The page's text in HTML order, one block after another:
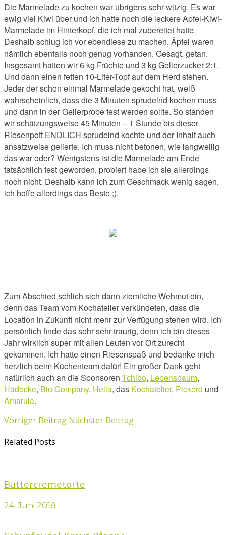
Die Marmelade zu kochen war übrigens sehr witzig. Es war
ewig viel Kiwi über und ich hatte noch die leckere Apfel-Kiwi-
Marmelade im Hinterkopf, die ich mal zubereitet hatte.
Deshalb schlug ich vor ebendiese zu machen, Äpfel waren
nämlich ebenfalls noch genug vorhanden. Gesagt, getan.
Insgesamt hatten wir 6 kg Früchte und 3 kg Gelierzucker 2:1.
Und dann einen fetten 10-Liter-Topf auf dem Herd stehen.
Jeder der schon einmal Marmelade gekocht hat, weiß
wahrscheinlich, dass die 3 Minuten sprudelnd kochen muss
und dann in der Gelierprobe fest werden sollte. So standen
wir schätzungsweise 45 Minuten – 1 Stunde bis dieser
Riesenpott ENDLICH sprudelnd kochte und der Inhalt auch
ansatzweise gelierte. Ich muss nicht betonen, wie langweilig
das war oder? Wenigstens ist die Marmelade am Ende
tatsächlich fest geworden, probiert habe ich sie allerdings
noch nicht. Deshalb kann ich zum Geschmack wenig sagen,
ich hoffe allerdings das Beste ;).
Zum Abschied schlich sich dann ziemliche Wehmut ein,
denn das Team vom Kochatelier verkündeten, dass die
Location in Zukunft nicht mehr zur Verfügung stehen wird. Ich
persönlich finde das sehr sehr traurig, denn ich bin dieses
Jahr wirklich super mit allen Leuten vor Ort zurecht
gekommen. Ich hatte einen Riesenspaß und bedanke mich
herzlich beim Küchenteam dafür! Ein großer Dank geht
natürlich auch an die Sponsoren Tchibo, Lebensbaum,
Hädecke, Bio Company, Hella, das Kochatelier, Pickerd und
Amarula.
Vorriger Beitrag Nächster Beitrag
Related Posts
Buttercremetorte
24. Juni 2018